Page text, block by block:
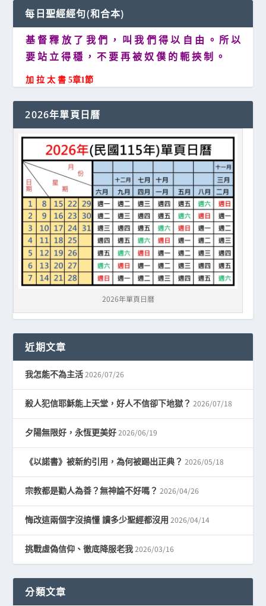
每日聖經經句(和合本)
基 督 釋 放 了 我 們 ， 叫 我 們 得 以 自 由 。 所 以
要 站 立 得 穩 ， 不 要 再 被 奴 僕 的 軛 挾 制 。
加 拉 太 書 5章1節
2026年單頁日曆
2026年單頁日曆
近期文章
我怎能不為主活 2026/07/26
殺人犯信耶穌能上天堂，好人不信卻下地獄？ 2026/07/18
夕陽無限好，永恆更美好 2026/06/19
《以諾書》被新約引用，為何被踢出正典？ 2026/05/18
宗教都是勸人為善？無神論不好嗎？ 2026/04/26
悔改這兩個字沒搞懂 讀多少聖經都沒用 2026/04/14
挑戰虛偽信仰、徹底降服老我 2026/03/16
分類文章